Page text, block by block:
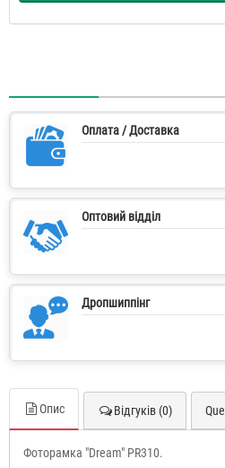
Оплата / Доставка
Оптовий відділ
Дропшиппінг
Опис Відгуків (0)
Фоторамка "Dream" PR310.